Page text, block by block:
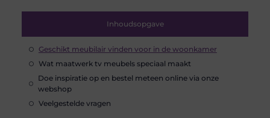
Inhoudsopgave
Geschikt meubilair vinden voor in de woonkamer
Wat maatwerk tv meubels speciaal maakt
Doe inspiratie op en bestel meteen online via onze
webshop
Veelgestelde vragen